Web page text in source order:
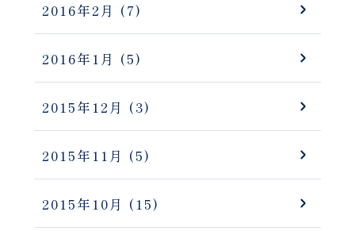
2016年2月 (7)
2016年1月 (5)
2015年12月 (3)
2015年11月 (5)
2015年10月 (15)